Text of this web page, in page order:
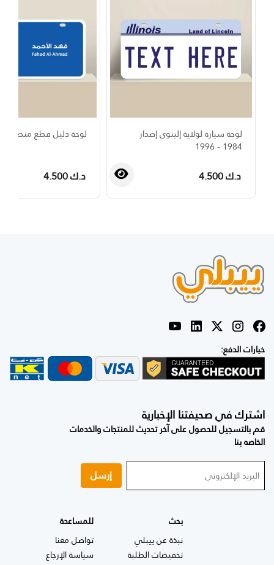
لوحة سيارة لولاية إلينوي إصدار
1984 - 1996
د.ك 4.500
لوحة دليل قطع منطقة
د.ك 4.500
خيارات الدفع:
اشترك في صحيفتنا الإخبارية
قم بالتسجيل للحصول على آخر تحديث للمنتجات والخدمات
الخاصه بنا
إرسل
بحث
نبذة عن ييبلي
تخفيضات الطلبة
للمساعدة
تواصل معنا
سياسة الإرجاع